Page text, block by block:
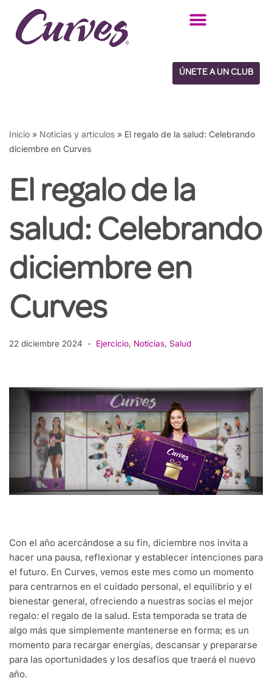
Saltar
ÚNETE A UN CLUB
Inicio » Noticias y artículos » El regalo de la salud: Celebrando
diciembre en Curves
El regalo de la
salud: Celebrando
diciembre en
Curves
22 diciembre 2024 Ejercicio, Noticias, Salud
Con el año acercándose a su fin, diciembre nos invita a
hacer una pausa, reflexionar y establecer intenciones para
el futuro. En Curves, vemos este mes como un momento
para centrarnos en el cuidado personal, el equilibrio y el
bienestar general, ofreciendo a nuestras socias el mejor
regalo: el regalo de la salud. Esta temporada se trata de
algo más que simplemente mantenerse en forma; es un
momento para recargar energías, descansar y prepararse
para las oportunidades y los desafíos que traerá el nuevo
año.